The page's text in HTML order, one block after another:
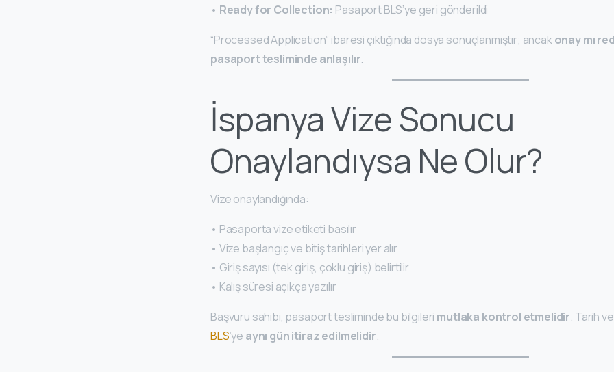
• Ready for Collection: Pasaport BLS’ye geri gönderildi
“Processed Application” ibaresi çıktığında dosya sonuçlanmıştır; ancakonay mı
pasaport tesliminde anlaşılır.
İspanya Vize Sonucu
Onaylandıysa Ne Olur?
Vize onaylandığında:
• Pasaporta vize etiketi basılır
• Vize başlangıç ve bitiş tarihleri yer alır
• Giriş sayısı (tek giriş, çoklu giriş) belirtilir
• Kalış süresi açıkça yazılır
Başvuru sahibi, pasaport tesliminde bu bilgileri mutlaka kontrol etmelidir. Tarih
BLS’ye aynı gün itiraz edilmelidir.